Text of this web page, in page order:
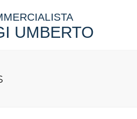
UMBERTO